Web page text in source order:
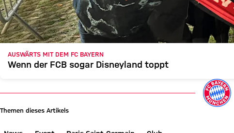
AUSWÄRTS MIT DEM FC BAYERN
Wenn der FCB sogar Disneyland toppt
Themen dieses Artikels